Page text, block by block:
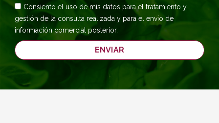
Consiento el uso de mis datos para el tratamiento y
gestión de la consulta realizada y para el envío de
información comercial posterior.
ENVIAR